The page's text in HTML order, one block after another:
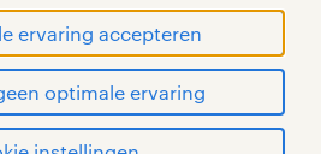
ervaring accepteren
optimale ervaring
N.V.